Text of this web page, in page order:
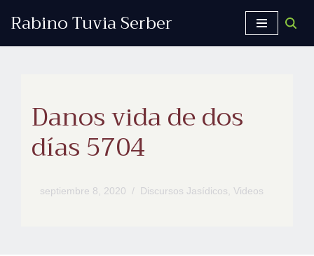
Rabino Tuvia Serber
Danos vida de dos
días 5704
septiembre 8, 2020 Discursos Jasídicos, Videos